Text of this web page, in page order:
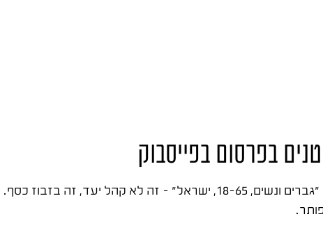
בפרסום בפייסבוק
קהל יעד, זה בזבוז כסף.